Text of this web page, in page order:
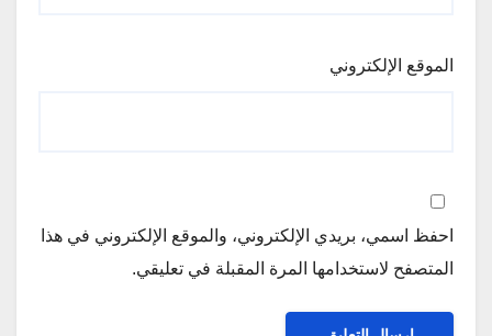
الموقع الإلكتروني
احفظ اسمي، بريدي الإلكتروني، والموقع الإلكتروني في هذا
المتصفح لاستخدامها المرة المقبلة في تعليقي.